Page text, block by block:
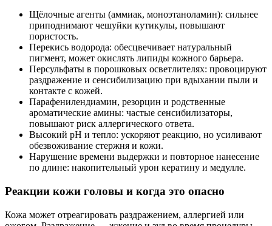
Щёлочные агенты (аммиак, моноэтаноламин): сильнее
приподнимают чешуйки кутикулы, повышают
пористость.
Перекись водорода: обесцвечивает натуральный
пигмент, может окислять липиды кожного барьера.
Персульфаты в порошковых осветлителях: провоцируют
раздражение и сенсибилизацию при вдыхании пыли и
контакте с кожей.
Парафенилендиамин, резорцин и родственные
ароматические амины: частые сенсибилизаторы,
повышают риск аллергического ответа.
Высокий pH и тепло: ускоряют реакцию, но усиливают
обезвоживание стержня и кожи.
Нарушение времени выдержки и повторное нанесение
по длине: накопительный урон кератину и медулле.
Реакции кожи головы и когда это опасно
Кожа может отреагировать раздражением, аллергией или